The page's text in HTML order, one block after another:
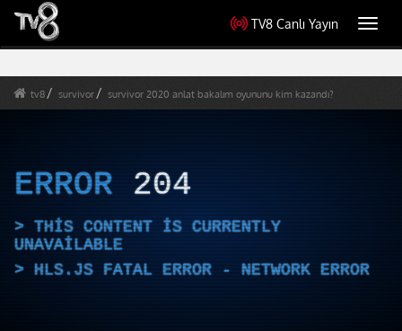
TV8 Canlı Yayın
tv8 survivor survivor 2020 anlat bakalım oyununu kim kazandı?
ERROR 204
THIS CONTENT IS CURRENTLY
UNAVAILABLE
HLS.JS FATAL ERROR - NETWORK ERROR